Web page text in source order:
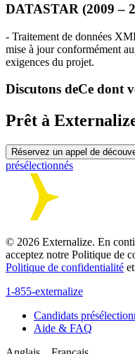
DATASTAR (2009 –
- Traitement de données
mise à jour conformément
exigences du projet.
Discutons deCe dont
Prêt à
Réservez un appel de
présélectionnés
© 2026 Externalize. En
acceptez notre Politique de
Politique de confidentialité
1-855-externalize
Candidats
Aide & FAQ